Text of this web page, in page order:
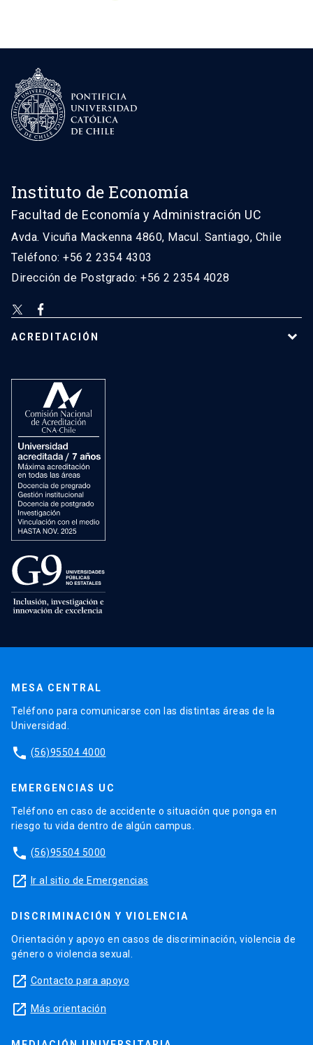
Instituto de Economía
Facultad de Economía y Administración UC
Avda. Vicuña Mackenna 4860, Macul. Santiago, Chile
Teléfono: +56 2 2354 4303
Dirección de Postgrado: +56 2 2354 4028
ACREDITACIÓN
MESA CENTRAL
Teléfono para comunicarse con las distintas áreas de la
Universidad.
phone (56)95504 4000
EMERGENCIAS UC
Teléfono en caso de accidente o situación que ponga en
riesgo tu vida dentro de algún campus.
phone (56)95504 5000
launch Ir al sitio de Emergencias
DISCRIMINACIÓN Y VIOLENCIA
Orientación y apoyo en casos de discriminación, violencia de
género o violencia sexual.
launch Contacto para apoyo
launch Más orientación